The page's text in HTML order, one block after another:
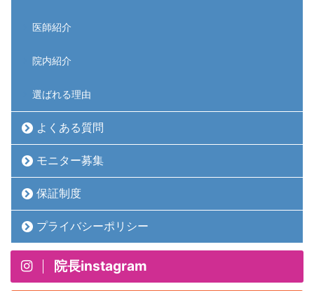
医師紹介
院内紹介
選ばれる理由
よくある質問
モニター募集
保証制度
プライバシーポリシー
院長instagram